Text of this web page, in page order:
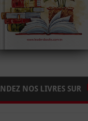
NOS LIVRES SUR